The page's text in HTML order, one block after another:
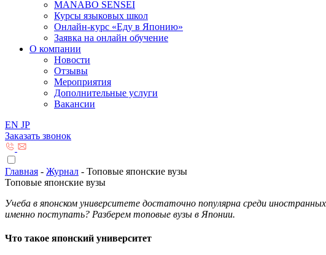
MANABO SENSEI
Курсы языковых школ
Онлайн-курс «Еду в Японию»
Заявка на онлайн обучение
О компании
Новости
Отзывы
Мероприятия
Дополнительные услуги
Вакансии
EN JP
Заказать звонок
Главная - Журнал - Топовые японские вузы
Топовые японские вузы
Учеба в японском университете достаточно популярна среди
именно поступать? Разберем топовые вузы в Японии.
Что такое японский университет